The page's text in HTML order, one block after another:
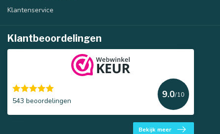
Klantenservice
Klantbeoordelingen
543 beoordelingen
9.0/10
Bekijk meer